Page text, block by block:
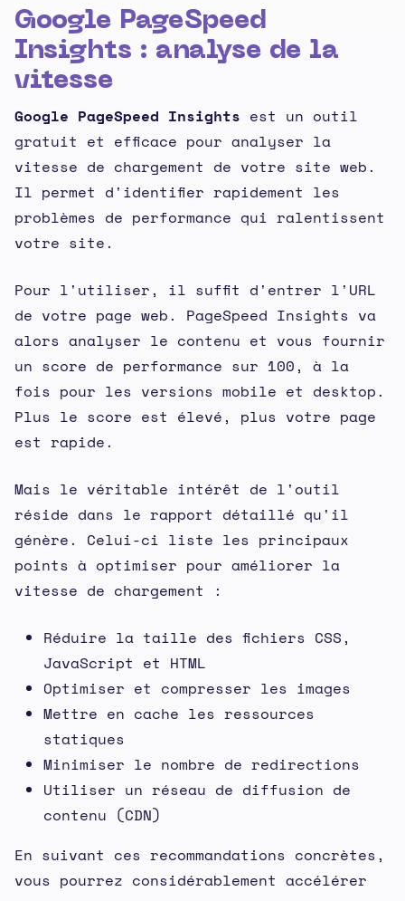
Google PageSpeed
Insights : analyse de la
vitesse
Google PageSpeed Insights est un outil
gratuit et efficace pour analyser la
vitesse de chargement de votre site web.
Il permet d'identifier rapidement les
problèmes de performance qui ralentissent
votre site.
Pour l'utiliser, il suffit d'entrer l'URL
de votre page web. PageSpeed Insights va
alors analyser le contenu et vous fournir
un score de performance sur 100, à la
fois pour les versions mobile et desktop.
Plus le score est élevé, plus votre page
est rapide.
Mais le véritable intérêt de l'outil
réside dans le rapport détaillé qu'il
génère. Celui-ci liste les principaux
points à optimiser pour améliorer la
vitesse de chargement :
Réduire la taille des fichiers CSS,
JavaScript et HTML
Optimiser et compresser les images
Mettre en cache les ressources
statiques
Minimiser le nombre de redirections
Utiliser un réseau de diffusion de
contenu (CDN)
En suivant ces recommandations concrètes,
vous pourrez considérablement accélérer